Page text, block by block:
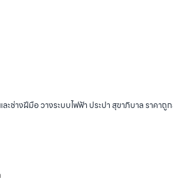
ช่างฝีมือ วางระบบไฟฟ้า ประปา สุขาภิบาล ราคาถู